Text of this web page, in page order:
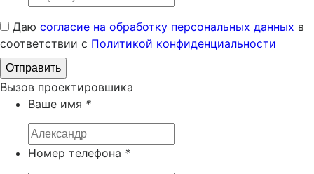
Даю согласие на обработку персональных данных в
соответствии с Политикой конфиденциальности
Вызов проектировшика
Ваше имя *
Номер телефона *